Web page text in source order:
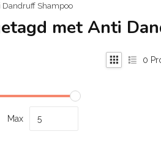
Dandruff Shampoo
met Anti
Max
0